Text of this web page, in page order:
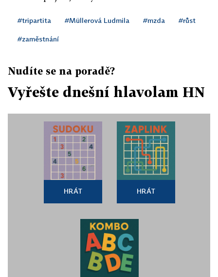
#tripartita #Müllerová Ludmila #mzda #růst
#zaměstnání
Nudíte se na poradě?
Vyřešte dnešní hlavolam HN
HRÁT HRÁT